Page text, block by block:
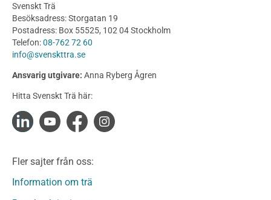
Utförande
Produkter
Konstruktionsvirke
Konstruktionsvirke Behandlat
Konstruktionsvirke Fingerskarvat
Konstruktionsvirke Fingerskarvat Obehandlat
Limträ
Fanerträ
Fanerträ Obehandlat
Svenskt Trä
Besöksadress: Storgatan 19
Postadress: Box 55525, 102 04 Stockholm
Telefon:08-762 72 60
info@svenskttra.se
Ansvarig utgivare: Anna Ryberg Ågren
Hitta Svenskt Trä här:
Fler sajter från oss:
Information om trä